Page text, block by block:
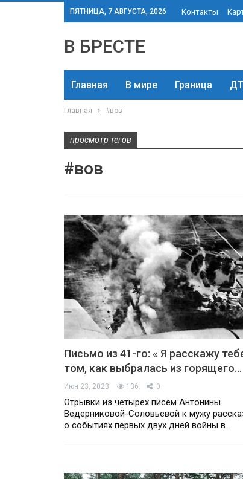
ПЯТНИЦА, 7 АВГУСТА, 2026 Контакты
В БРЕСТЕ
Главная В мире Граница
Главная #вов
просмотр тегов
#вов
Письмо из 41-го: « Я расскажу
том, как выбралась из горящего…
Июн 23, 2023 136 0
Отрывки из четырех писем Антонины
Ведерниковой-Соловьевой к мужу
о событиях первых двух дней войны в…